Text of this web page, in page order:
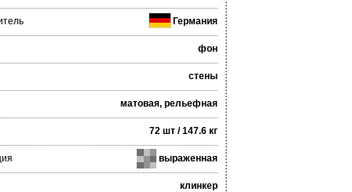
Германия
фон
стены
матовая, рельефная
72 шт / 147.6 кг
выраженная
клинкер